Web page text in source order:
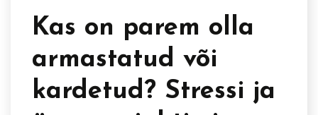
Kas on parem olla
armastatud või
kardetud? Stressi ja